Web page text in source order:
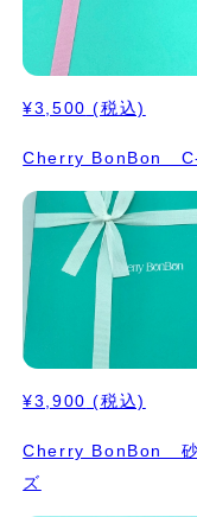
¥3,500 (税込)
Cherry BonBon C-
¥3,900 (税込)
Cherry BonBon 砂
ズ